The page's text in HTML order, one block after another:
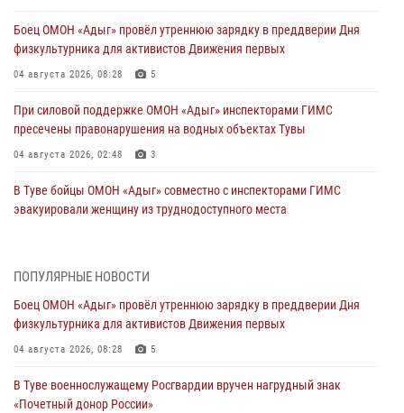
Боец ОМОН «Адыг» провёл утреннюю зарядку в преддверии Дня
физкультурника для активистов Движения первых
04 августа 2026, 08:28 5
При силовой поддержке ОМОН «Адыг» инспекторами ГИМС
пресечены правонарушения на водных объектах Тувы
04 августа 2026, 02:48 3
В Туве бойцы ОМОН «Адыг» совместно с инспекторами ГИМС
эвакуировали женщину из труднодоступного места
Росгвардия проверила организацию отдыха детей в детских
Сотрудники вневедомственной охраны приняли участие в акции
29 июля 2026, 09:41
ПОПУЛЯРНЫЕ НОВОСТИ
Боец ОМОН «Адыг» провёл утреннюю зарядку в преддверии Дня
физкультурника для активистов Движения первых
04 августа 2026, 08:28 5
В Туве военнослужащему Росгвардии вручен нагрудный знак
«Почетный донор России»